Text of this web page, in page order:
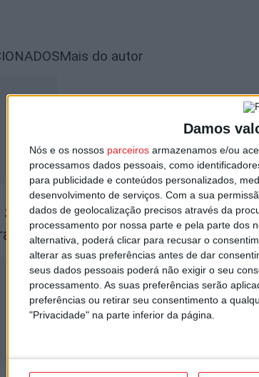
Damos
Nós e os nossos parceiros armazenamos e/ou
processamos dados pessoais, como
para publicidade e conteúdos personalizados,
desenvolvimento de serviços. Com a sua
dados de geolocalização precisos através da
processamento por nossa parte e pela parte dos
alternativa, poderá clicar para recusar o
alterar as suas preferências antes de dar
seus dados pessoais poderá não exigir o seu
processamento. As suas preferências serão
preferências ou retirar seu consentimento a
"Privacidade" na parte inferior da página.
Mais do autor
Silva apita Benfica-Académico de